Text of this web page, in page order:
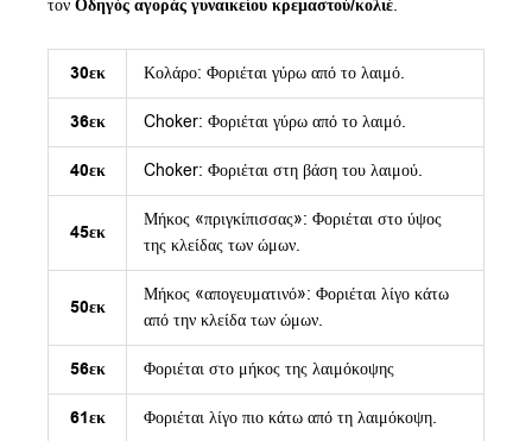
τον Οδηγός αγοράς γυναικείου κρεμαστού/κολιέ.
30εκ Κολάρο: Φοριέται γύρω από το λαιμό.
36εκ Choker: Φοριέται γύρω από το λαιμό.
40εκ Choker: Φοριέται στη βάση του λαιμού.
45εκ
Μήκος «πριγκίπισσας»: Φοριέται στο ύψος
της κλείδας των ώμων.
50εκ
Μήκος «απογευματινό»: Φοριέται λίγο κάτω
από την κλείδα των ώμων.
56εκ Φοριέται στο μήκος της λαιμόκοψης
61εκ Φοριέται λίγο πιο κάτω από τη λαιμόκοψη.